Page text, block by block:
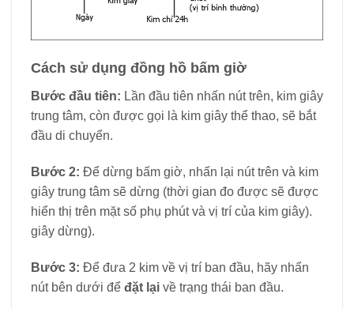
Bước 3:Để đưa 2 kim về vị trí ban đầu, hãy nhấn
nút bên dưới đểđặt lạivề trạng thái ban đầu.
nút
Một số lưu ý bạn cần biết khi sử dụng đồng hồ ba